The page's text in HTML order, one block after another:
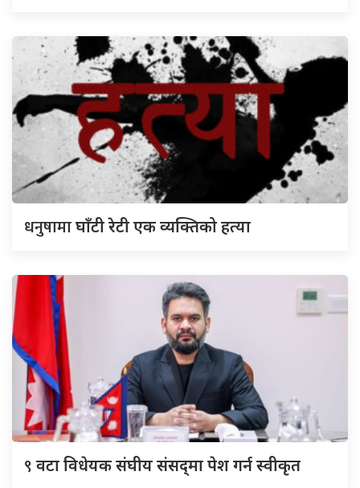
धनुषामाघाँटी रेटी एक व्यक्तिको हत्या
९ वटा विधेयक संघीय संसद्‌मा पेश गर्न स्वीकृत